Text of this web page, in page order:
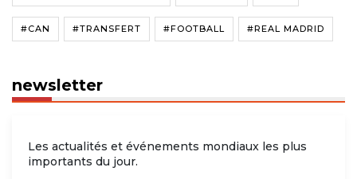
#CAN #TRANSFERT #FOOTBALL #REAL MADRID
newsletter
Les actualités et événements mondiaux les plus
importants du jour.